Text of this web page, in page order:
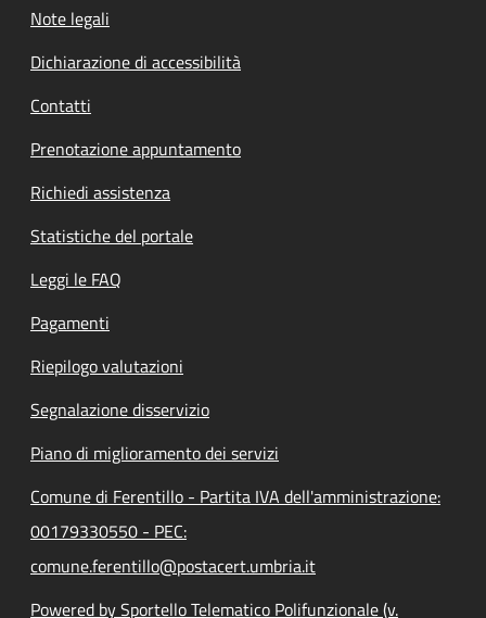
Note legali
Dichiarazione di accessibilità
Contatti
Prenotazione appuntamento
Richiedi assistenza
Statistiche del portale
Leggi le FAQ
Pagamenti
Riepilogo valutazioni
Segnalazione disservizio
Piano di miglioramento dei servizi
Comune di Ferentillo - Partita IVA dell'amministrazione:
00179330550 - PEC:
comune.ferentillo@postacert.umbria.it
Powered by Sportello Telematico Polifunzionale (v.